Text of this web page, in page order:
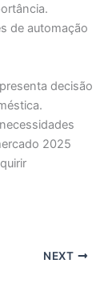
de automação
decisão
2025
NEXT